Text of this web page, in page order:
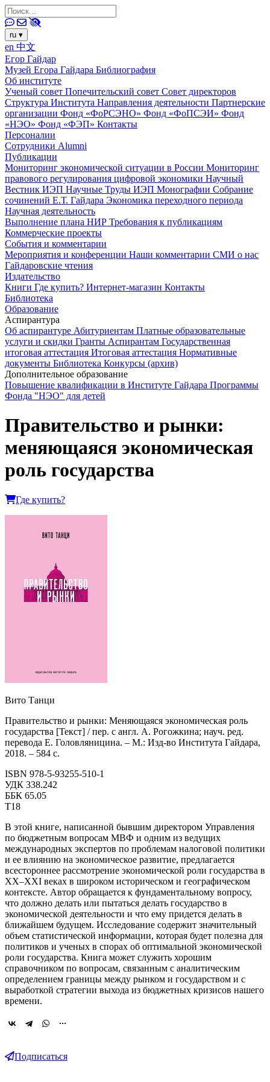
ru ▾
en 中文
Егор Гайдар
Музей Егора Гайдара Библиография
Об институте
Ученый совет Попечительский совет Совет директоров
Структура Института Направления деятельности Партнерские
организации Фонд «ФоРСЭНО» Фонд «ФоПСЭИ» Фонд
«НЭО» Фонд «ФЭП» Контакты
Персоналии
Сотрудники Alumni
Публикации
Мониторинг экономической ситуации в России Мониторинг
правового регулирования цифровой экономики Научный
Вестник ИЭП Научные Труды ИЭП Монографии Собрание
сочинений Е.Т. Гайдара Экономика переходного периода
Научная деятельность
Выполнение плана НИР Требования к публикациям
Коммерческие проекты
События и комментарии
Мероприятия и конференции Наши комментарии СМИ о нас
Гайдаровские чтения
Издательство
Книги Где купить? Интернет-магазин Контакты
Библиотека
Образование
Аспирантура
Об аспирантуре Абитуриентам Платные образовательные
услуги и скидки Гранты Аспирантам Государственная
итоговая аттестация Итоговая аттестация Нормативные
документы Библиотека Конкурсы (архив)
Дополнительное образование
Повышение квалификации в Институте Гайдара Программы
Фонда "НЭО" для детей
Правительство и рынки:
меняющаяся экономическая
роль государства
Где купить?
Вито Танци
Правительство и рынки: Меняющаяся экономическая роль
государства [Текст] / пер. с англ. А. Рогожкина; науч. ред.
перевода Е. Головляницина. – М.: Изд-во Института Гайдара,
2018. – 584 с.
ISBN 978-5-93255-510-1
УДК 338.242
ББК 65.05
Т18
В этой книге, написанной бывшим директором Управления
по бюджетным вопросам МВФ и одним из ведущих
международных экспертов по проблемам налоговой политики
и ее влиянию на экономическое развитие, предлагается
всестороннее рассмотрение экономической роли государства в
XX–XXI веках в широком историческом и географическом
контексте. Автор обращается к фундаментальному вопросу,
что должно делать или пытаться делать государство в
экономической деятельности и что ему придется делать в
ближайшем будущем. Исследование содержит значительный
объем статистической информации, которая будет полезна для
политиков и ученых в спорах об оптимальной экономической
роли государства. Книга может служить хорошим
справочником по вопросам, связанным с аналитическим
определением границы между рынком и государством и с
выработкой стратегии выхода из бюджетных кризисов нашего
времени.
Подписаться